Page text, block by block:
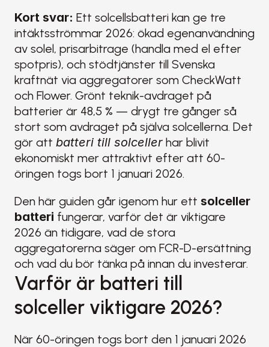
Kort svar: Ett solcellsbatteri kan ge tre
intäktsströmmar 2026: ökad egenanvändning
av solel, prisarbitrage (handla med el efter
spotpris), och stödtjänster till Svenska
kraftnät via aggregatorer som CheckWatt
och Flower. Grönt teknik-avdraget på
batterier är 48,5 % — drygt tre gånger så
stort som avdraget på själva solcellerna. Det
gör att batteri till solceller har blivit
ekonomiskt mer attraktivt efter att 60-
öringen togs bort 1 januari 2026.
Den här guiden går igenom hur ett solceller
batteri fungerar, varför det är viktigare
2026 än tidigare, vad de stora
aggregatorerna säger om FCR-D-ersättning
och vad du bör tänka på innan du investerar.
Varför är batteri till
solceller viktigare 2026?
När 60-öringen togs bort den 1 januari 2026